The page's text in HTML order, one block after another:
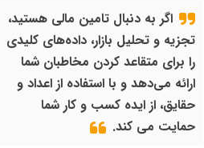
اگر به دنبال تامین مالی هستید،
تجزیه و تحلیل بازار، داده‌های کلیدی
را برای متقاعد کردن مخاطبان شما
ارائه می‌دهد و با استفاده از اعداد و
حقایق، از ایده کسب و کار شما
حمایت می کند.